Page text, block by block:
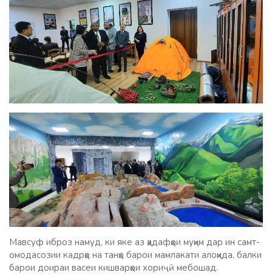
Мавсуф иброз намуд, ки яке аз ҳадафҳои муҳим дар ин самт-
омодасозии кадрҳо на танҳо барои мамлакати алоҳида, балки
барои доираи васеи кишварҳои хориҷӣ мебошад.